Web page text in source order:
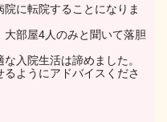
に転院することになりま
部屋4人のみと聞いて落胆
入院生活は諦めました。
ようにアドバイスくださ